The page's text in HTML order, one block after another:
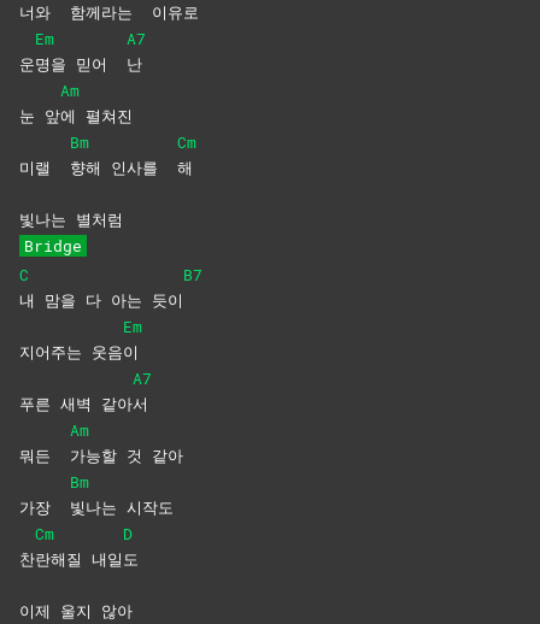
너와 함께라는
이유로
운
Em
명을 믿어
A7
난
눈 앞
Am
에 펼쳐진
미랠
Bm
향해 인사를
Cm
해
빛나는 별처럼
Bridge
C
내 맘을 다 아는 듯이
B7
지어주는 웃음
Em
이
푸른 새벽 같아
A7
서
뭐든
Am
가능할 것 같아
가장
Bm
빛나는 시작도
찬
Cm
란해질 내일
D
도
이제 울지 않아